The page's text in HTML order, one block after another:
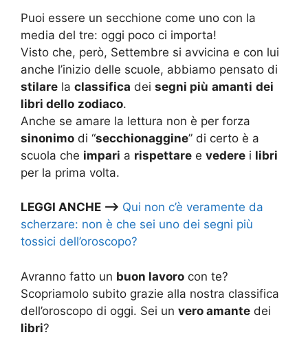
Puoi essere un secchione come uno con la
media del tre: oggi poco ci importa!
Visto che, però, Settembre si avvicina e con lui
anche l’inizio delle scuole, abbiamo pensato di
stilare la classifica dei segni più amanti dei
libri dello zodiaco.
Anche se amare la lettura non è per forza
sinonimo di “secchionaggine” di certo è a
scuola che impari a rispettare e vedere i libri
per la prima volta.
LEGGI ANCHE –> Qui non c’è veramente da
scherzare: non è che sei uno dei segni più
tossici dell’oroscopo?
Avranno fatto un buon lavoro con te?
Scopriamolo subito grazie alla nostra classifica
dell’oroscopo di oggi. Sei un vero amante dei
libri?